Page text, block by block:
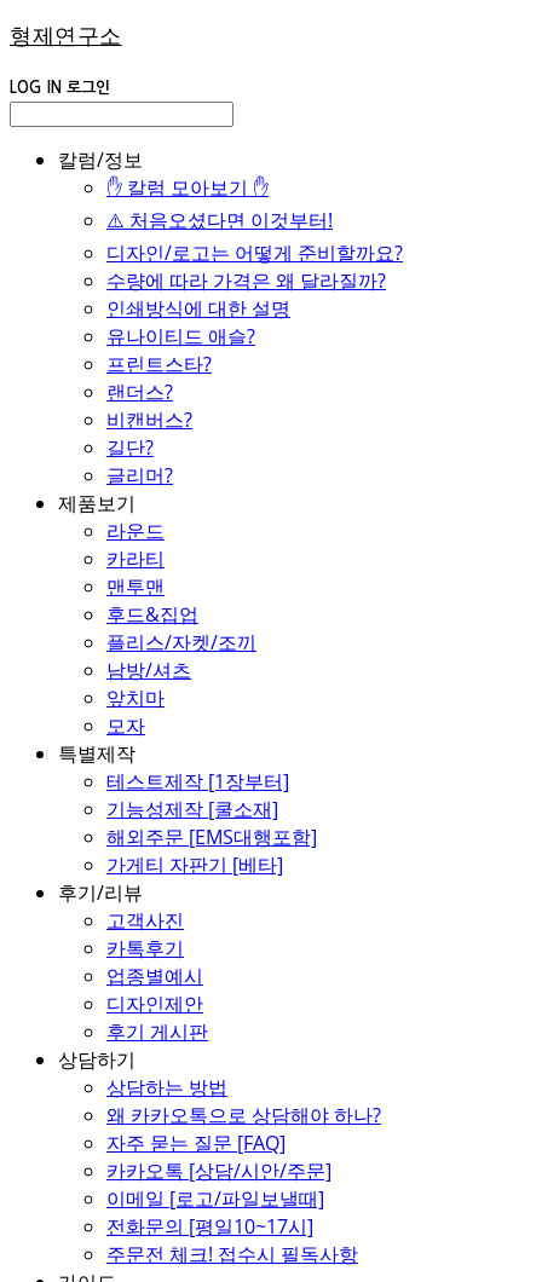
형제연구소
LOG IN 로그인
칼럼/정보
✋ 칼럼 모아보기 ✋
⚠️ 처음오셨다면 이것부터!
디자인/로고는 어떻게 준비할까요?
수량에 따라 가격은 왜 달라질까?
인쇄방식에 대한 설명
유나이티드 애슬?
프린트스타?
랜더스?
비캔버스?
길단?
글리머?
제품보기
라운드
카라티
맨투맨
후드&집업
플리스/자켓/조끼
남방/셔츠
앞치마
모자
특별제작
테스트제작 [1장부터]
기능성제작 [쿨소재]
해외주문 [EMS대행포함]
가게티 자판기 [베타]
후기/리뷰
고객사진
카톡후기
업종별예시
디자인제안
후기 게시판
상담하기
상담하는 방법
왜 카카오톡으로 상담해야 하나?
자주 묻는 질문 [FAQ]
카카오톡 [상담/시안/주문]
이메일 [로고/파일보낼때]
전화문의 [평일10~17시]
주문전 체크! 접수시 필독사항